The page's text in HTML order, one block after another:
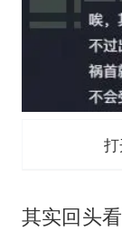
其实回头